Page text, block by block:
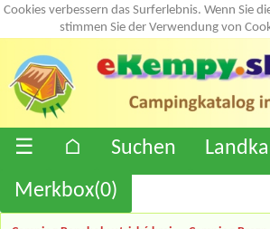
Cookies verbessern das Surferlebnis. Wenn Sie
stimmen Sie der Verwendung von
☰ ⌂ Suchen
Merkbox(0)